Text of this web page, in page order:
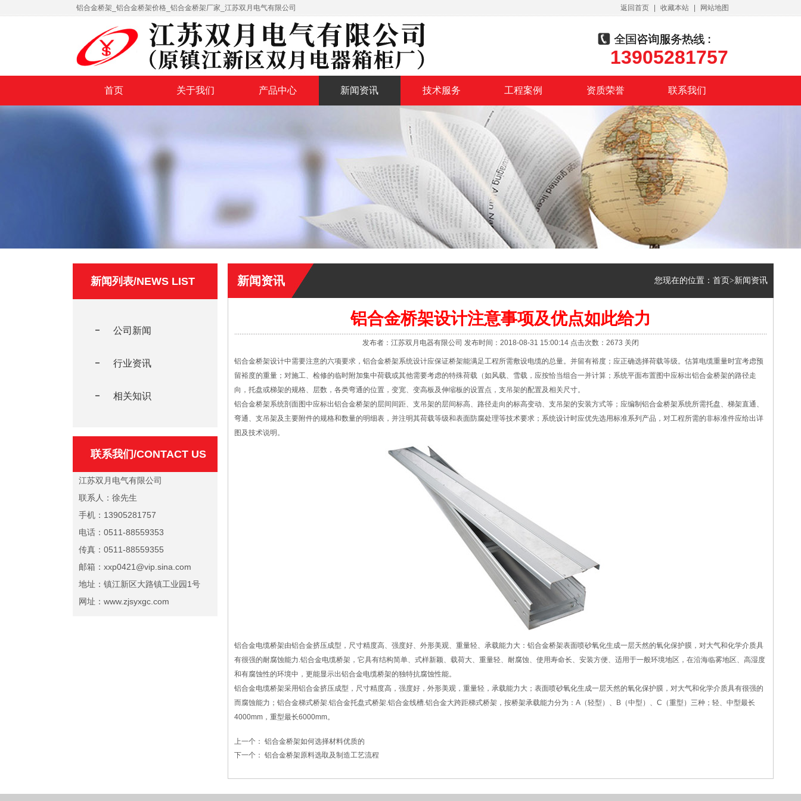
铝合金桥架_铝合金桥架价格_铝合金桥架厂家_江苏双月电气有限公司 返回首页 收藏本站 网站地图
13905281757
首页 关于我们 产品中心 新闻资讯 技术服务 工程案例 资质荣誉 联系我们
新闻列表/NEWS LIST
公司新闻
行业资讯
相关知识
联系我们/CONTACT US
江苏双月电气有限公司
联系人：徐先生
手机：13905281757
电话：0511-88559353
传真：0511-88559355
邮箱：xxp0421@vip.sina.com
地址：镇江新区大路镇工业园1号
网址：www.zjsyxgc.com
新闻资讯 您现在的位置： 首页>新闻资讯
铝合金桥架设计注意事项及优点如此给力
发布者：江苏双月电器有限公司 发布时间：2018-08-31 15:00:14 点击次数：2673 关闭
铝合金桥架设计中需要注意的六项要求， 铝合金桥架系统设计应保证桥架能满足工程所需敷设电缆的总量。并留有裕度；应正确选择荷载等级。估算电缆重量时宜考虑预
留裕度的重量；对施工、检修的临时附加集中荷载或其他需要考虑的特殊荷载（如风载、雪载，应按恰当组合一并计算；系统平面布置图中应标出铝合金桥架的路径走
向，托盘或梯架的规格、层数，各类弯通的位置，变宽、变高板及伸缩板的设置点，支吊架的配置及相关尺寸。
铝合金桥架系统剖面图中应标出铝合金桥架的层间间距、支吊架的层间标高、路径走向的标高变动、支吊架的安装方式等；应编制铝合金桥架系统所需托盘、梯架直通、
弯通、支吊架及主要附件的规格和数量的明细表，并注明其荷载等级和表面防腐处理等技术要求；系统设计时应优先选用标准系列产品，对工程所需的非标准件应给出详
图及技术说明。
铝合金电缆桥架由铝合金挤压成型，尺寸精度高、强度好、外形美观、重量轻、承载能力大：铝合金桥架表面喷砂氧化生成一层天然的氧化保护膜，对大气和化学介质具
有很强的耐腐蚀能力.铝合金电缆桥架，它具有结构简单、式样新颖、载荷大、重量轻、耐腐蚀、使用寿命长、安装方便、适用于一般环境地区，在沿海临雾地区、高湿度
和有腐蚀性的环境中，更能显示出铝合金电缆桥架的独特抗腐蚀性能。
铝合金电缆桥架采用铝合金挤压成型，尺寸精度高，强度好，外形美观，重量轻，承载能力大；表面喷砂氧化生成一层天然的氧化保护膜，对大气和化学介质具有很强的
而腐蚀能力；铝合金梯式桥架.铝合金托盘式桥架.铝合金线槽.铝合金大跨距梯式桥架，按桥架承载能力分为：A（轻型）、B（中型）、C（重型）三种；轻、中型最长
4000mm，重型最长6000mm。
上一个： 铝合金桥架如何选择材料优质的
下一个： 铝合金桥架原料选取及制造工艺流程